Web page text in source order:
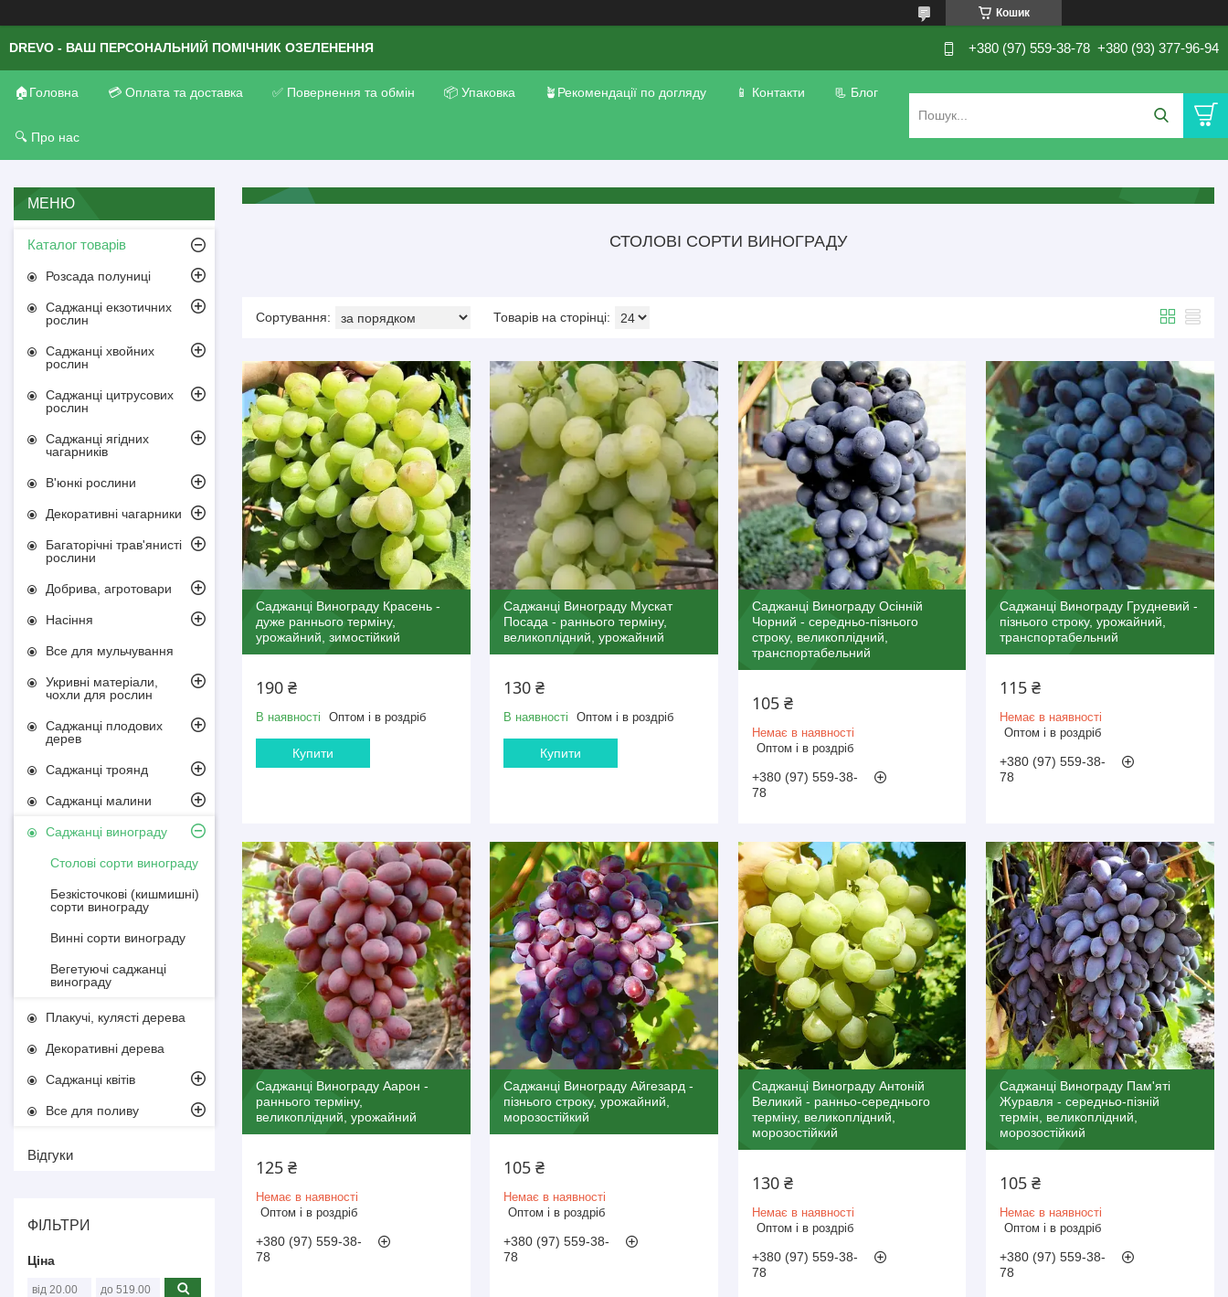
Кошик
DREVO - ВАШ ПЕРСОНАЛЬНИЙ ПОМІЧНИК ОЗЕЛЕНЕННЯ +380 (97) 559-38-78 +380 (93) 377-96-94
🏠Головна 💳 Оплата та доставка ✅ Повернення та обмін 📦 Упаковка 🪴Рекомендації по догляду 📱 Контакти 📃 Блог
🔍 Про нас
СТОЛОВІ СОРТИ ВИНОГРАДУ
Саджанці Винограду Красень -
дуже раннього терміну,
урожайний, зимостійкий
190 ₴
В наявності Оптом і в роздріб
Купити
Саджанці Винограду Мускат
Посада - раннього терміну,
великоплідний, урожайний
130 ₴
В наявності Оптом і в роздріб
Купити
Саджанці Винограду Осінній
Чорний - середньо-пізнього
строку, великоплідний,
транспортабельний
105 ₴
Немає в наявності
Оптом і в роздріб
+380 (97) 559-38-
78
Саджанці Винограду Грудневий -
пізнього строку, урожайний,
транспортабельний
115 ₴
Немає в наявності
Оптом і в роздріб
+380 (97) 559-38-
78
Саджанці Винограду Аарон -
раннього терміну,
великоплідний, урожайний
125 ₴
Немає в наявності
Оптом і в роздріб
+380 (97) 559-38-
78
Саджанці Винограду Айгезард -
пізнього строку, урожайний,
морозостійкий
105 ₴
Немає в наявності
Оптом і в роздріб
+380 (97) 559-38-
78
Саджанці Винограду Антоній
Великий - ранньо-середнього
терміну, великоплідний,
морозостійкий
130 ₴
Немає в наявності
Оптом і в роздріб
+380 (97) 559-38-
78
Саджанці Винограду Пам'яті
Журавля - середньо-пізній
термін, великоплідний,
морозостійкий
105 ₴
Немає в наявності
Оптом і в роздріб
+380 (97) 559-38-
78
Каталог товарів
Розсада полуниці
Саджанці екзотичних
рослин
Саджанці хвойних
рослин
Саджанці цитрусових
рослин
Саджанці ягідних
чагарників
В'юнкі рослини
Декоративні чагарники
Багаторічні трав'янисті
рослини
Добрива, агротовари
Насіння
Все для мульчування
Укривні матеріали,
чохли для рослин
Саджанці плодових
дерев
Саджанці троянд
Саджанці малини
Саджанці винограду
Столові сорти винограду
Безкісточкові (кишмишні)
сорти винограду
Винні сорти винограду
Вегетуючі саджанці
винограду
Плакучі, кулясті дерева
Декоративні дерева
Саджанці квітів
Все для поливу
Відгуки
ФІЛЬТРИ
Ціна